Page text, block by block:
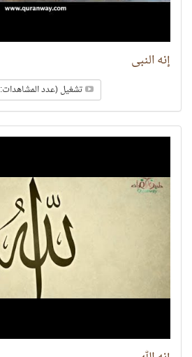
إنه النبي
تشغيل (عدد المشاهدات: 1.4K)